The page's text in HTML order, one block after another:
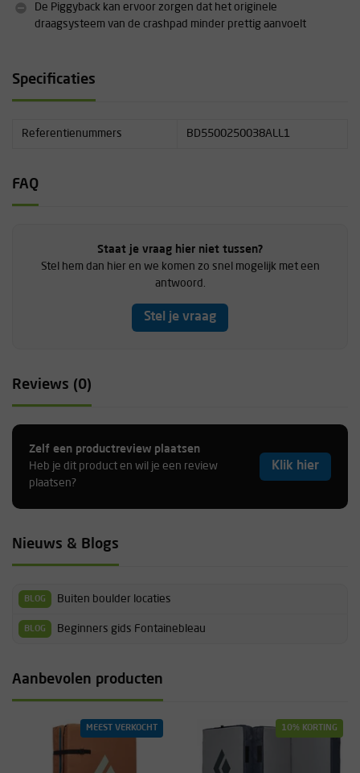
De Piggyback kan ervoor zorgen dat het originele
draagsysteem van de crashpad minder prettig aanvoelt
Specificaties
Referentienummers BD5500250038ALL1
FAQ
Staat je vraag hier niet tussen?
Stel hem dan hier en we komen zo snel mogelijk met een
antwoord.
Stel je vraag
Reviews (0)
Zelf een productreview plaatsen
Heb je dit product en wil je een review
plaatsen?
Klik hier
Nieuws & Blogs
BLOG Buiten boulder locaties
BLOG Beginners gids Fontainebleau
Aanbevolen producten
MEEST VERKOCHT 10% KORTING